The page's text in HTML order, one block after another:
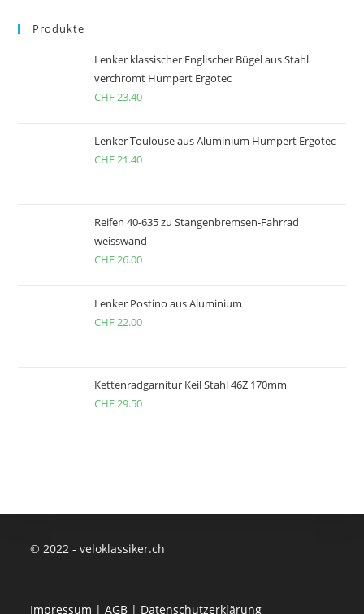
Produkte
Lenker klassischer Englischer Bügel aus Stahl
verchromt Humpert Ergotec
CHF23.40
Lenker Toulouse aus Aluminium Humpert Ergotec
CHF21.40
Reifen 40-635 zu Stangenbremsen-Fahrrad
weisswand
CHF26.00
Lenker Postino aus Aluminium
CHF22.00
Kettenradgarnitur Keil Stahl 46Z 170mm
CHF29.50
© 2022 - veloklassiker.ch
Impressum |AGB | Datenschutzerklärung